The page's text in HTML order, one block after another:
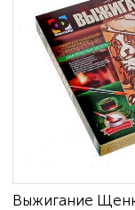
Выжигание